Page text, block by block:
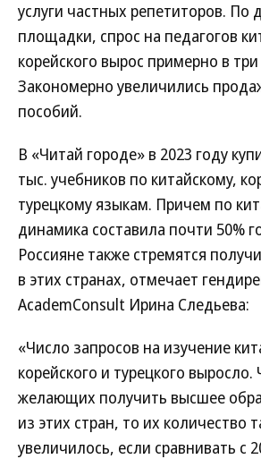
услуги частных репетиторов. По
площадки, спрос на педагогов
корейского вырос примерно в три
Закономерно увеличились
пособий.
В «Читай городе» в 2023 году
тыс. учебников по китайскому,
турецкому языкам. Причем по
динамика составила почти 50%
Россияне также стремятся
в этих странах, отмечает
AcademConsult Ирина Следьева:
«Число запросов на изучение
корейского и турецкого выросло.
желающих получить высшее
из этих стран, то их количество
увеличилось, если сравнивать с